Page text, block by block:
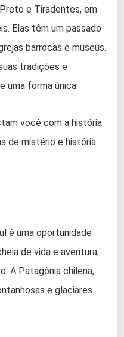
e Tiradentes, em
Elas têm um passado
barrocas e museus.
tradições e
uma forma única.
você com a história
de mistério e história.
é uma oportunidade
de vida e aventura,
A Patagônia chilena,
e glaciares